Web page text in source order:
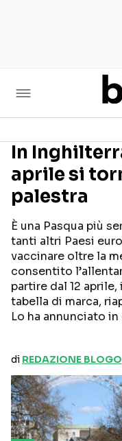
In
aprile si
palestra
È una Pasqua più
tanti altri Paesi
vaccinare oltre la
consentito
partire dal 12
tabella di marca,
Lo ha annunciato
di REDAZIONE BLOGO